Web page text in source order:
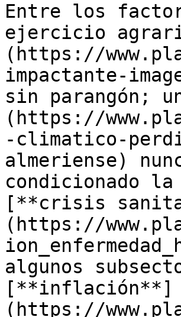
Entre los
ejercicio
(https://
impactante-
sin parangón;
(https://
-climatico-
almeriense)
condicionado
[**crisis
(https://
algunos
[**inflación**]
(https://